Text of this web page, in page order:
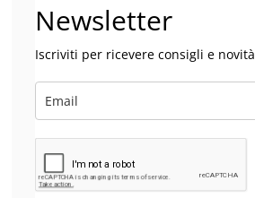
Newsletter
Iscriviti per ricevere consigli e novità